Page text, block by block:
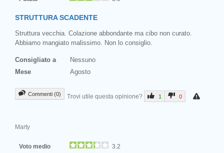
STRUTTURA SCADENTE
Struttura vecchia. Colazione abbondante ma cibo non curato.
Abbiamo mangiato malissimo. Non lo consiglio.
Consigliato a
Nessuno
Mese
Agosto
Commenti (0) Trovi utile questa opinione? 1 0
Marty
Voto medio
3.2